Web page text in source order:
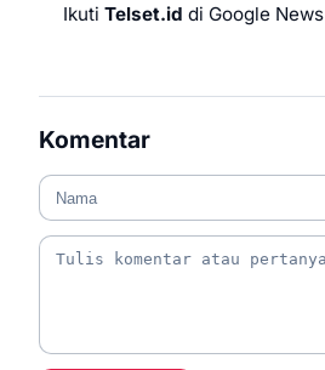
Ikuti Telset.id di Google News
Komentar